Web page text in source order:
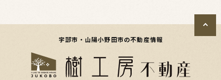
宇部市・山陽小野田市の不動産情報